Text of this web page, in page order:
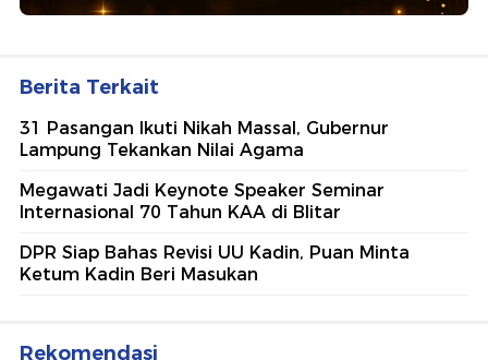
Berita Terkait
31 Pasangan Ikuti Nikah Massal, Gubernur
Lampung Tekankan Nilai Agama
Megawati Jadi Keynote Speaker Seminar
Internasional 70 Tahun KAA di Blitar
DPR Siap Bahas Revisi UU Kadin, Puan Minta
Ketum Kadin Beri Masukan
Rekomendasi